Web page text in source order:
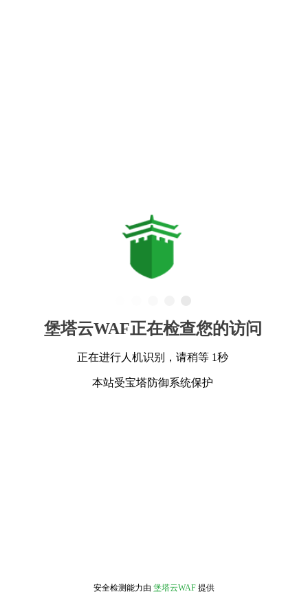
堡塔云WAF正在检查您的访问
正在进行人机识别，请稍等 1秒
本站受宝塔防御系统保护
安全检测能力由 堡塔云WAF 提供